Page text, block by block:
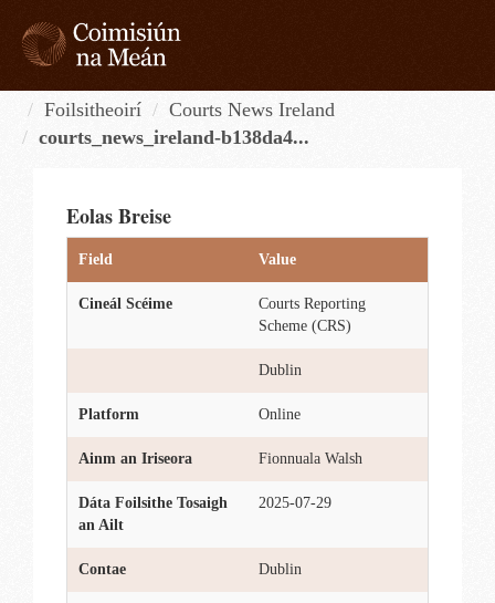
content
Foilsitheoirí
Courts News Ireland
courts_news_ireland-b138da4...
Eolas Breise
Field Value
Cineál Scéime
Courts Reporting
Scheme (CRS)
Dublin
Platform Online
Ainm an Iriseora Fionnuala Walsh
Dáta Foilsithe Tosaigh
an Ailt
2025-07-29
Contae Dublin